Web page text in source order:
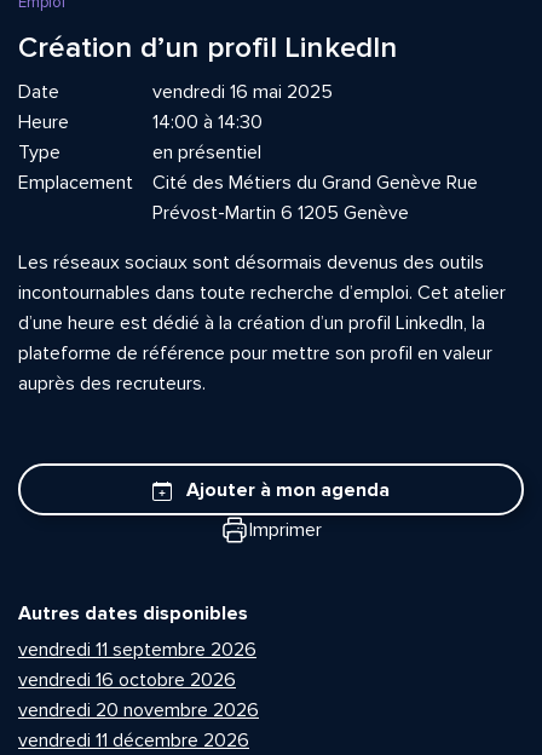
Création d’un profil LinkedIn
Date
vendredi 16 mai 2025
Heure
14:00 à 14:30
Type
en présentiel
Emplacement
Cité des Métiers du Grand Genève Rue
Prévost-Martin 6 1205 Genève
Les réseaux sociaux sont désormais devenus des outils
incontournables dans toute recherche d’emploi. Cet atelier
d’une heure est dédié à la création d’un profil LinkedIn, la
plateforme de référence pour mettre son profil en valeur
auprès des recruteurs.
Ajouter à mon agenda
Imprimer
Autres dates disponibles
vendredi 11 septembre 2026
vendredi 16 octobre 2026
vendredi 20 novembre 2026
vendredi 11 décembre 2026